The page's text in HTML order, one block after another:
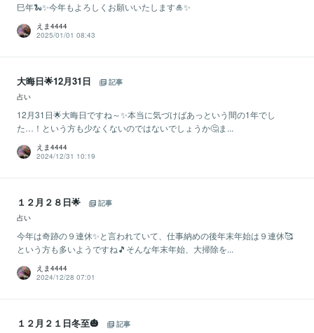
巳年🐍✨今年もよろしくお願いいたします🎍✨
えま4444
2025/01/01 08:43
大晦日🌟12月31日
記事
占い
12月31日🌟大晦日ですね～✨本当に気づけばあっという間の1年でし
た…！という方も少なくないのではないでしょうか🤔ま...
えま4444
2024/12/31 10:19
１２月２８日🌟
記事
占い
今年は奇跡の９連休✨と言われていて、仕事納めの後年末年始は９連休🥰
という方も多いようですね🎵そんな年末年始、大掃除を...
えま4444
2024/12/28 07:01
１２月２１日冬至🎃
記事